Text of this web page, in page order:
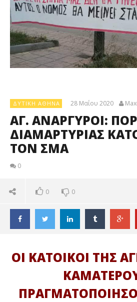
ΔΥΤΙΚΉ ΑΘΉΝΑ 28 Μαΐου 2020
ΑΓ. ΑΝΑΡΓΥΡΟΙ:
ΔΙΑΜΑΡΤΥΡΙΑΣ
ΤΟΝ ΣΜΑ
0
0 0
ΟΙ ΚΑΤΟΙΚΟΙ ΤΗΣ